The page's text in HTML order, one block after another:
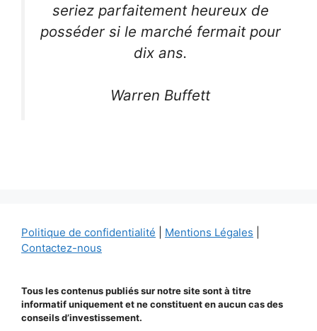
seriez parfaitement heureux de
posséder si le marché fermait pour
dix ans.
Warren Buffett
Politique de confidentialité Mentions Légales
Contactez-nous
Tous les contenus publiés sur notre site sont à titre
informatif uniquement et ne constituent en aucun cas des
conseils d’investissement.